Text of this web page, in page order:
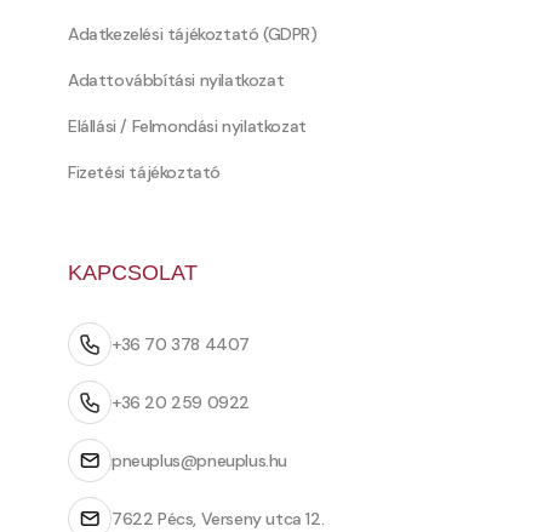
Adatkezelési tájékoztató (GDPR)
Adattovábbítási nyilatkozat
Elállási / Felmondási nyilatkozat
Fizetési tájékoztató
KAPCSOLAT
+36 70 378 4407
+36 20 259 0922
pneuplus@pneuplus.hu
7622 Pécs, Verseny utca 12.